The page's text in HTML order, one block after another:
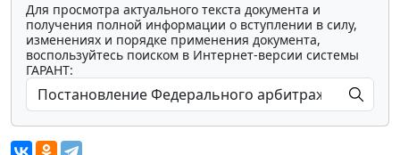
Для просмотра актуального текста документа и
получения полной информации о вступлении в силу,
изменениях и порядке применения документа,
воспользуйтесь поиском в Интернет-версии системы
ГАРАНТ: